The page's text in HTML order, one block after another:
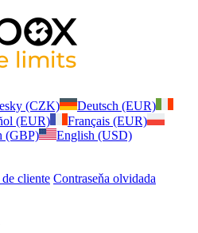
(CZK)
Deutsch (EUR)
(EUR)
Français (EUR)
(GBP) English (USD)
cliente Contraseňa olvidada